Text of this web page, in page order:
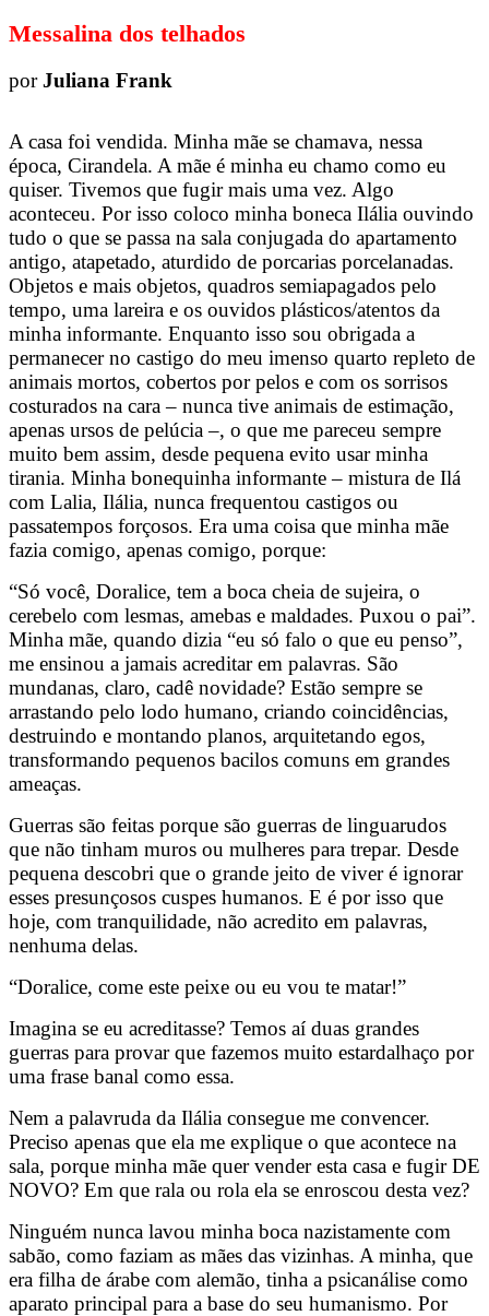
Messalina dos telhados
porJuliana Frank
A casa foi vendida. Minha mãe se chamava, nessa
época, Cirandela. A mãe é minha eu chamo como eu
quiser. Tivemos que fugir mais uma vez. Algo
aconteceu. Por isso coloco minha boneca Ilália ouvindo
tudo o que se passa na sala conjugada do apartamento
antigo, atapetado, aturdido de porcarias porcelanadas.
Objetos e mais objetos, quadros semiapagados pelo
tempo, uma lareira e os ouvidos plásticos/atentos da
minha informante. Enquanto isso sou obrigada a
permanecer no castigo do meu imenso quarto repleto de
animais mortos, cobertos por pelos e com os sorrisos
costurados na cara – nunca tive animais de estimação,
apenas ursos de pelúcia –, o que me pareceu sempre
muito bem assim, desde pequena evito usar minha
tirania. Minha bonequinha informante – mistura de Ilá
com Lalia, Ilália, nunca frequentou castigos ou
passatempos forçosos. Era uma coisa que minha mãe
fazia comigo, apenas comigo, porque:
“Só você, Doralice, tem a boca cheia de sujeira, o
cerebelo com lesmas, amebas e maldades. Puxou o pai”.
Minha mãe, quando dizia “eu só falo o que eu penso”,
me ensinou a jamais acreditar em palavras. São
mundanas, claro, cadê novidade? Estão sempre se
arrastando pelo lodo humano, criando coincidências,
destruindo e montando planos, arquitetando egos,
transformando pequenos bacilos comuns em grandes
ameaças.
Guerras são feitas porque são guerras de linguarudos
que não tinham muros ou mulheres para trepar. Desde
pequena descobri que o grande jeito de viver é ignorar
esses presunçosos cuspes humanos. E é por isso que
hoje, com tranquilidade, não acredito em palavras,
nenhuma delas.
“Doralice, come este peixe ou eu vou te matar!”
Imagina se eu acreditasse? Temos aí duas grandes
guerras para provar que fazemos muito estardalhaço por
uma frase banal como essa.
Nem a palavruda da Ilália consegue me convencer.
Preciso apenas que ela me explique o que acontece na
sala, porque minha mãe quer vender esta casa e fugir DE
NOVO? Em que rala ou rola ela se enroscou desta vez?
Ninguém nunca lavou minha boca nazistamente com
sabão, como faziam as mães das vizinhas. A minha, que
era filha de árabe com alemão, tinha a psicanálise como
aparato principal para a base do seu humanismo. Por